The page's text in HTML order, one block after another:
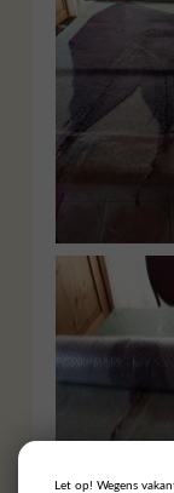
Let op! Wegens